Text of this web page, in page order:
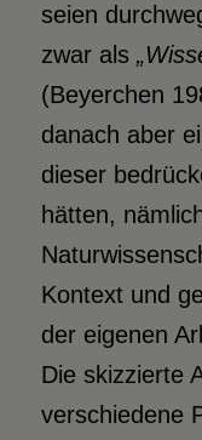
seien
zwar als
(Beyerchen
danach aber
dieser
hätten,
Kontext und
der eigenen
Die skizzierte
verschiedene